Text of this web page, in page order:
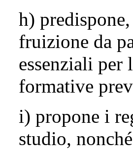
h)
fruizione da
essenziali
formative
i) propone i
studio,